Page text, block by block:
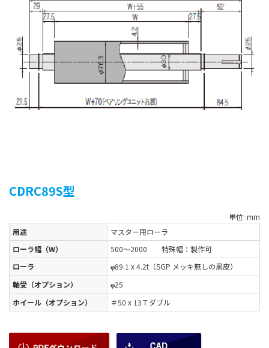
CDRC89S型
単位: mm
用途
マスター用ローラ
ローラ幅（W）
500～2000 特殊幅：製作可
ローラ
φ89.1 x 4.2t（SGP メッキ無しの黒皮）
軸受（オプション）
φ25
ホイール（オプション）
＃50 x 13Ｔダブル